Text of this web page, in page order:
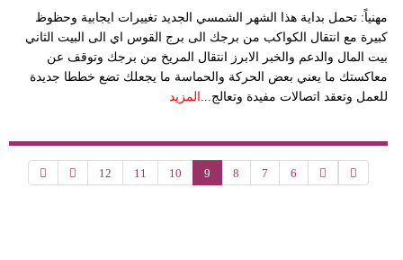
مهنياً: تحمل بداية هذا الشهر الشمسي الجديد تغييرات ايجابية وحظوظ
كبيرة مع انتقال الكواكب من برجك الى برج القوس اي الى البيت الثاني
بيت المال والدعم والخبر الابرز انتقال المريخ من برجك وتوقف عن
معاكستك ما يعني بعض الحركة والحماسة ما يجعلك تضع خططا جديدة
للعمل وتعقد اتصالات مفيدة وتعالج... المزيد
6
7
8
9
10
11
12